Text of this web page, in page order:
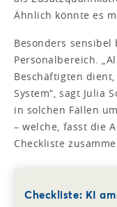
Ähnlich könnte es
Besonders
Personalbereich.
Beschäftigten
System“, sagt Julia
in solchen Fällen
– welche, fasst die
Checkliste
Checkliste: KI